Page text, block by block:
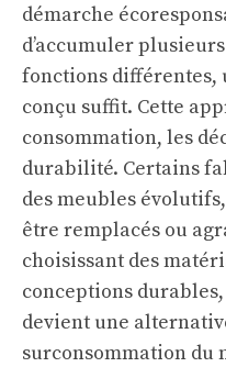
démarche
d’accumuler
fonctions différentes,
conçu suffit. Cette
consommation, les
durabilité. Certains
des meubles
être remplacés ou
choisissant des
conceptions
devient une
surconsommation du